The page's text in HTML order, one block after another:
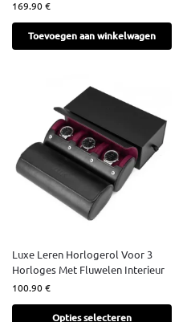
169.90€
Toevoegen aan winkelwagen
Luxe Leren Horlogerol Voor 3
Horloges Met Fluwelen Interieur
100.90€
Opties selecteren